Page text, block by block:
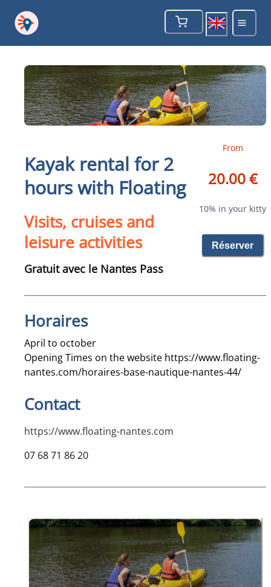
Kayak rental for 2
hours with Floating
Visits, cruises and
leisure activities
Gratuit avec le Nantes Pass
From
20.00 €
10% in your kitty
Réserver
Horaires
April to october
Opening Times on the website https://www.floating-
nantes.com/horaires-base-nautique-nantes-44/
Contact
https://www.floating-nantes.com
07 68 71 86 20